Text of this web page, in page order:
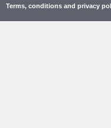
Terms, conditions and privacy